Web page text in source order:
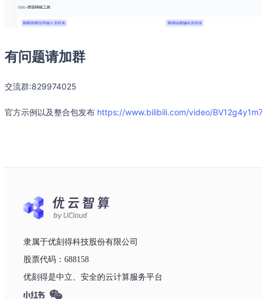
有问题请加群
交流群:829974025
官方示例以及整合包发布 https://www.bilibili.com/video/
隶属于优刻得科技股份有限公司
股票代码：688158
优刻得是中立、安全的云计算服务平台